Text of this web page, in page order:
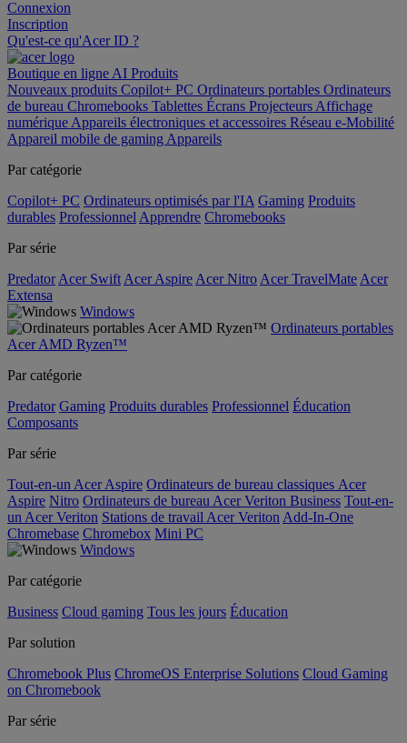
Connexion
Inscription
Qu'est-ce qu'Acer ID ?
Boutique en ligne AI Produits
Nouveaux produits Copilot+ PC Ordinateurs portables Ordinateurs
de bureau Chromebooks Tablettes Écrans Projecteurs Affichage
numérique Appareils électroniques et accessoires Réseau e-Mobilité
Appareil mobile de gaming Appareils
Par catégorie
Copilot+ PC Ordinateurs optimisés par l'IA Gaming Produits
durables Professionnel Apprendre Chromebooks
Par série
Predator Acer Swift Acer Aspire Acer Nitro Acer TravelMate Acer
Extensa
Windows
Ordinateurs portables
Acer AMD Ryzen™
Par catégorie
Predator Gaming Produits durables Professionnel Éducation
Composants
Par série
Tout-en-un Acer Aspire Ordinateurs de bureau classiques Acer
Aspire Nitro Ordinateurs de bureau Acer Veriton Business Tout-en-
un Acer Veriton Stations de travail Acer Veriton Add-In-One
Chromebase Chromebox Mini PC
Windows
Par catégorie
Business Cloud gaming Tous les jours Éducation
Par solution
Chromebook Plus ChromeOS Enterprise Solutions Cloud Gaming
on Chromebook
Par série